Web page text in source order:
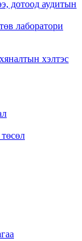
дотоод аудитын
лаборатори
хэлтэс